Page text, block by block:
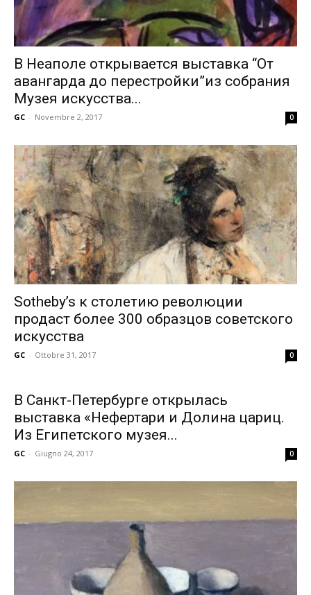
В Неаполе открывается выставка “От
авангарда до перестройки”из собрания
Музея искусства...
GC - Novembre 2, 2017 0
Sotheby’s к столетию революции
продаст более 300 образцов советского
искусства
GC - Ottobre 31, 2017 0
В Санкт-Петербурге открылась
выставка «Нефертари и Долина цариц.
Из Египетского музея...
GC - Giugno 24, 2017 0